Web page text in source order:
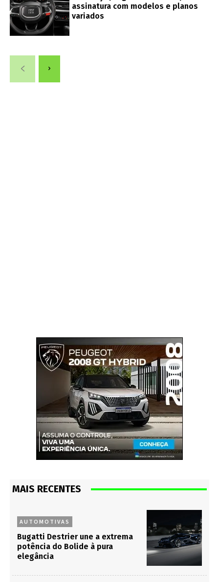
assinatura com modelos e planos
variados
MAIS RECENTES
AUTOMOTIVAS
Bugatti Destrier une a extrema
potência do Bolide à pura
elegância